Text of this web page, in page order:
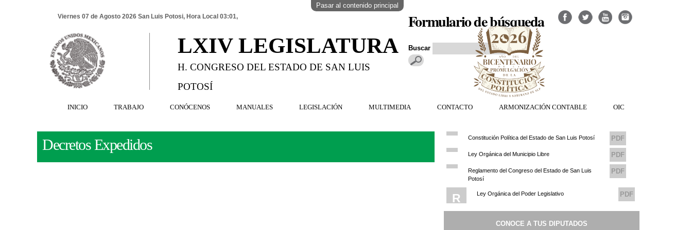
Pasar al contenido principal
Viernes 07 de Agosto 2026 San Luis Potosi, Hora Local 03:01, Formulario de búsqueda
Buscar
LXIV LEGISLATURA
H. CONGRESO DEL ESTADO DE SAN LUIS
POTOSÍ
INICIO TRABAJO CONÓCENOS MANUALES LEGISLACIÓN MULTIMEDIA CONTACTO ARMONIZACIÓN CONTABLE OIC
Decretos Expedidos Constitución Política del Estado de San Luis Potosí PDF
Ley Orgánica del Municipio Libre PDF
Reglamento del Congreso del Estado de San Luis
Potosí
PDF
R Ley Orgánica del Poder Legislativo PDF
Congreso del Estado de San Luis Potosi
CONOCE A TUS DIPUTADOS